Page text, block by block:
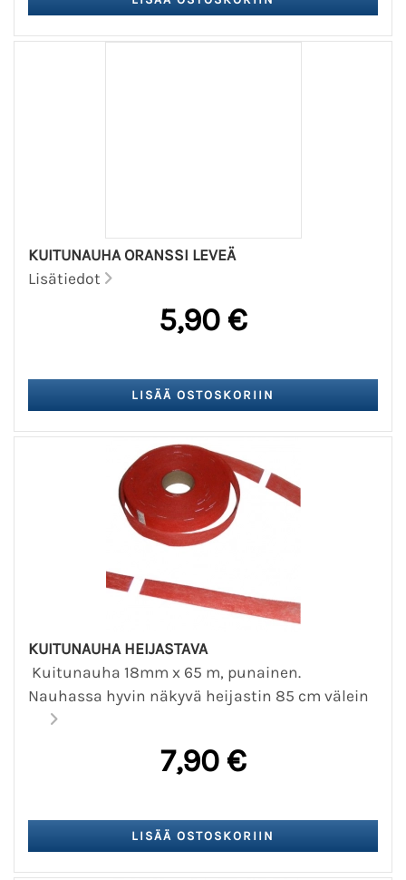
KUITUNAUHA ORANSSI LEVEÄ
Lisätiedot
5,90 €
KUITUNAUHA HEIJASTAVA
Kuitunauha 18mm x 65 m, punainen.
Nauhassa hyvin näkyvä heijastin 85 cm välein
7,90 €